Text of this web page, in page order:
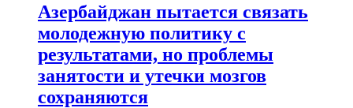
Азербайджан пытается связать
молодежную политику с
результатами, но проблемы
занятости и утечки мозгов
сохраняются